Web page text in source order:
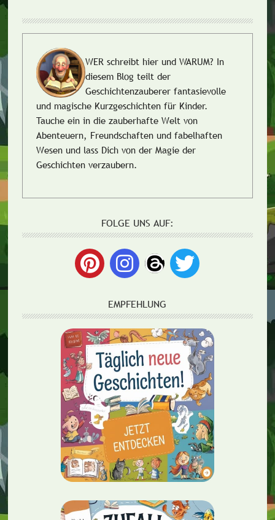
WER schreibt hier und WARUM? In
diesem Blog teilt der
Geschichtenzauberer fantasievolle
und magische Kurzgeschichten für Kinder.
Tauche ein in die zauberhafte Welt von
Abenteuern, Freundschaften und fabelhaften
Wesen und lass Dich von der Magie der
Geschichten verzaubern.
FOLGE UNS AUF:
EMPFEHLUNG